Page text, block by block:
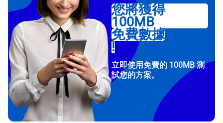
您將獲得
100MB
免費數據
!
立即使用免費的 100MB 測
試您的方案。